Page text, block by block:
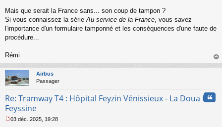
s
e
n
n
u
Mais que serait la France sans... son coup de tampon ?
Si vous connaissez la sérieAu service de la France, vous savez
l'importance d'un formulaire tamponné et les conséquences d'une faute de
procédure...
Rémi
au
Airbus
Passager
Re: Tramway T4 : Hôpital Feyzin Vénissieux - La Doua IUT
Feyssine
03 déc. 2025, 19:28